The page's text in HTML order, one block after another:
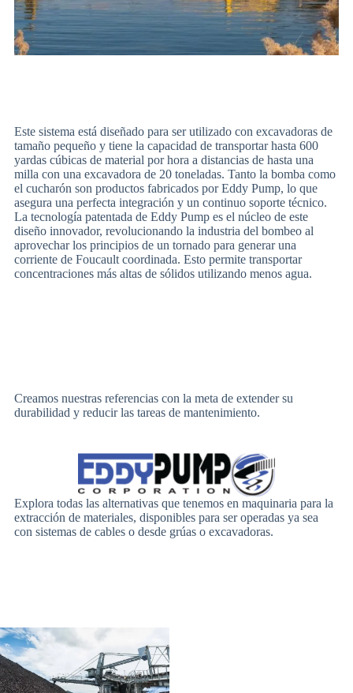
Este sistema está diseñado para ser utilizado con excavadoras de
tamaño pequeño y tiene la capacidad de transportar hasta 600
yardas cúbicas de material por hora a distancias de hasta una
milla con una excavadora de 20 toneladas. Tanto la bomba como
el cucharón son productos fabricados por Eddy Pump, lo que
asegura una perfecta integración y un continuo soporte técnico.
La tecnología patentada de Eddy Pump es el núcleo de este
diseño innovador, revolucionando la industria del bombeo al
aprovechar los principios de un tornado para generar una
corriente de Foucault coordinada. Esto permite transportar
concentraciones más altas de sólidos utilizando menos agua.
Creamos nuestras referencias con la meta de extender su
durabilidad y reducir las tareas de mantenimiento.
Explora todas las alternativas que tenemos en maquinaria para la
extracción de materiales, disponibles para ser operadas ya sea
con sistemas de cables o desde grúas o excavadoras.